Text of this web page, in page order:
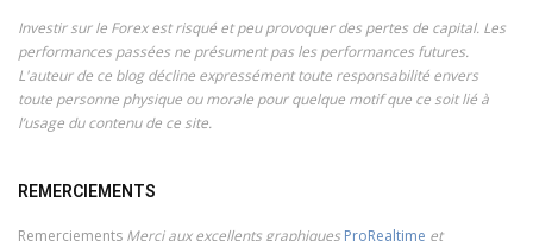
Investir sur le Forex est risqué et peu provoquer des pertes de capital. Les
performances passées ne présument pas les performances futures.
L'auteur de ce blog décline expressément toute responsabilité envers
toute personne physique ou morale pour quelque motif que ce soit lié à
l’usage du contenu de ce site.
REMERCIEMENTS
Remerciements Merci aux excellents graphiques ProRealtime et